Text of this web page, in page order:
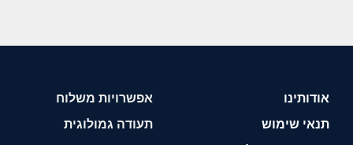
אודותינו
תנאי שימוש
אפשרויות משלוח
תעודה גמולוגית